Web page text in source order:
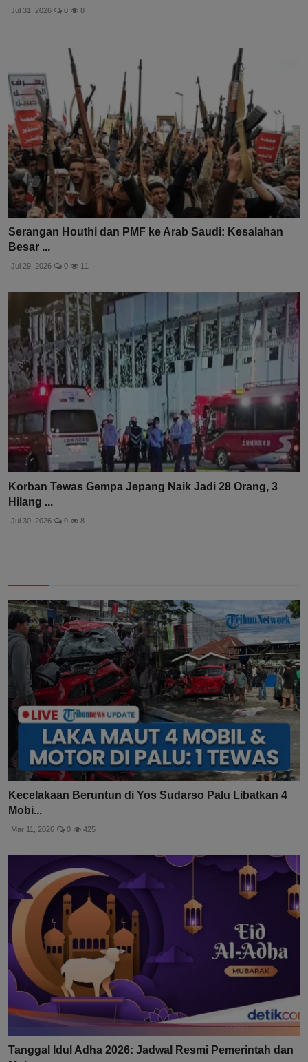
Jul 31, 2026 0 8
Serangan Houthi dan PMF ke Arab Saudi: Kesalahan
Besar ...
Jul 29, 2026 0 11
Korban Tewas Gempa Jepang Naik Jadi 28 Orang, 3
Hilang ...
Jul 30, 2026 0 8
Kecelakaan Beruntun di Yos Sudarso Palu Libatkan 4
Mobi...
Mar 11, 2026 0 425
Tanggal Idul Adha 2026: Jadwal Resmi Pemerintah dan